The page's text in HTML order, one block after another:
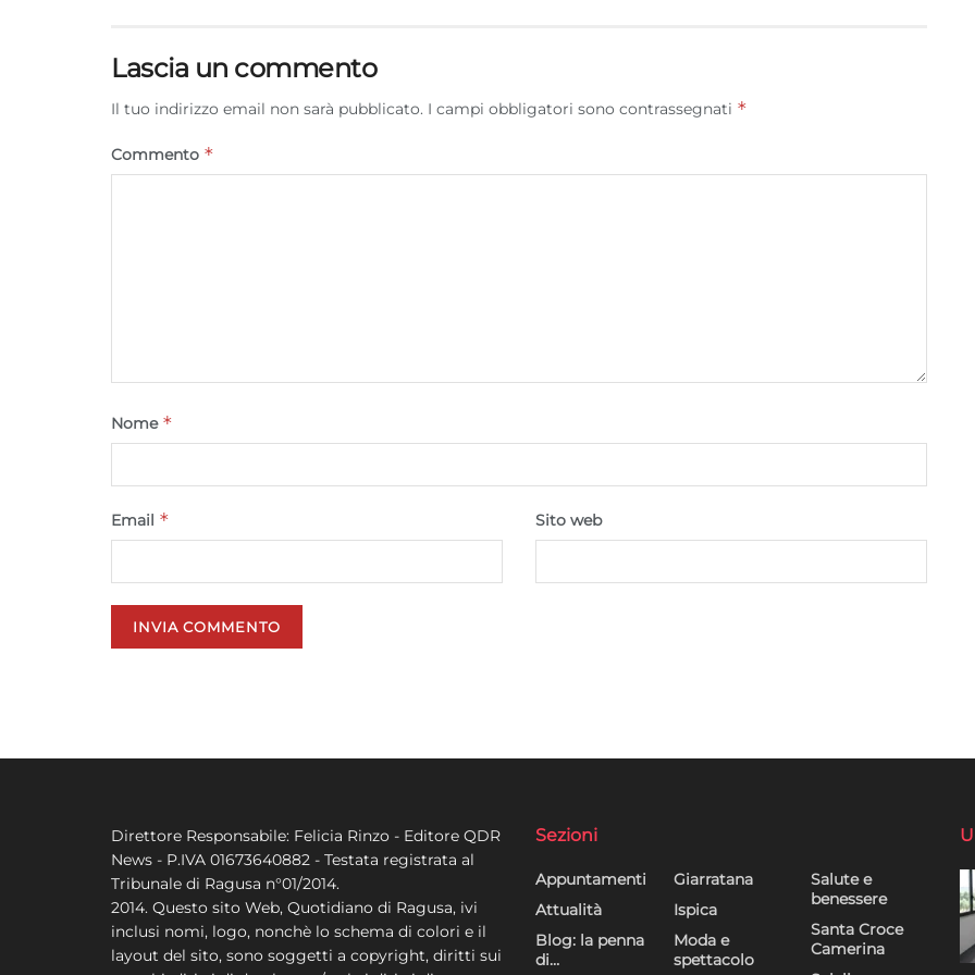
pubblicità e contenuto, Salvare e comunicare le
scelte sulla privacy.
Lascia un commento
Il tuo indirizzo email non sarà pubblicato. I campi obbligatori sono contrassegnati *
Commento *
Nome *
Email * Sito web
Direttore Responsabile: Felicia Rinzo - Editore QDR
News - P.IVA 01673640882 - Testata registrata al
Tribunale di Ragusa n°01/2014.
2014. Questo sito Web, Quotidiano di Ragusa, ivi
inclusi nomi, logo, nonchè lo schema di colori e il
layout del sito, sono soggetti a copyright, diritti sui
Sezioni
Appuntamenti
Attualità
Blog: la penna
di…
Giarratana
Ispica
Moda e
spettacolo
Salute e
benessere
Santa Croce
Camerina